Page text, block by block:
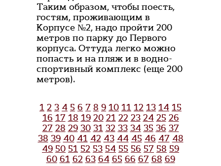
Таким образом, чтобы поесть,
гостям, проживающим в
Корпусе №2, надо пройти 200
метров по парку до Первого
корпуса. Оттуда легко можно
попасть и на пляж и в водно-
спортивный комплекс (еще 200
метров).
1 2 3 4 5 6 7 8 9 10 11 12 13 14 15
16 17 18 19 20 21 22 23 24 25 26
27 28 29 30 31 32 33 34 35 36 37
38 39 40 41 42 43 44 45 46 47 48
49 50 51 52 53 54 55 56 57 58 59
60 61 62 63 64 65 66 67 68 69